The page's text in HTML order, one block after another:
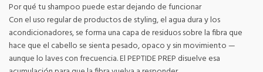
Por qué tu shampoo puede estar dejando de funcionar
Con el uso regular de productos de styling, el agua dura y los
acondicionadores, se forma una capa de residuos sobre la fibra que
hace que el cabello se sienta pesado, opaco y sin movimiento —
aunque lo laves con frecuencia. El PEPTIDE PREP disuelve esa